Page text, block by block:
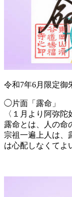
令和7年6月限定御
◯片面「露命」
〈１月より阿弥
露命とは、人の命
宗祖一遍上人は、
は心配しなくてよ